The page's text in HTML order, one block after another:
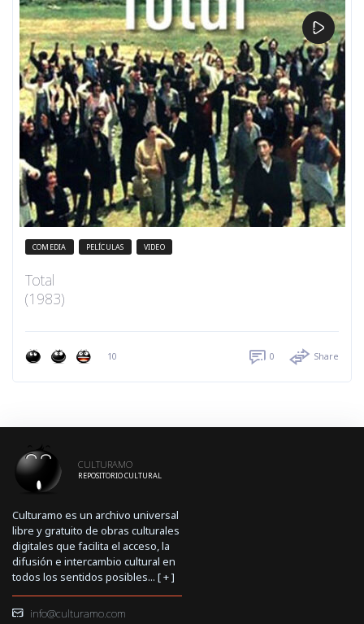
COMEDIA PELÍCULAS VIDEO
Total
(1983)
10 0 Share
CULTURAMO
REPOSITORIO CULTURAL
Culturamo es un archivo universal
libre y gratuito de obras culturales
digitales que facilita el acceso, la
difusión e intercambio cultural en
todos los sentidos posibles... [+]
info@culturamo.com